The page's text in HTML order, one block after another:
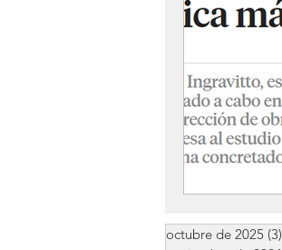
octubre de 2025 (3)